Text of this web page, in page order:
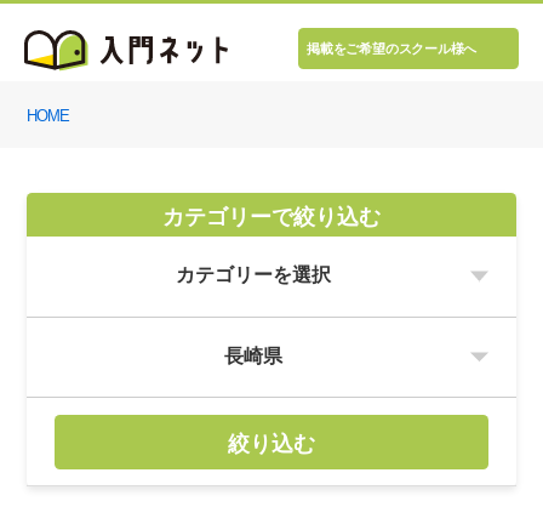
掲載をご希望のスクール様へ
HOME
カテゴリーで絞り込む
絞り込む